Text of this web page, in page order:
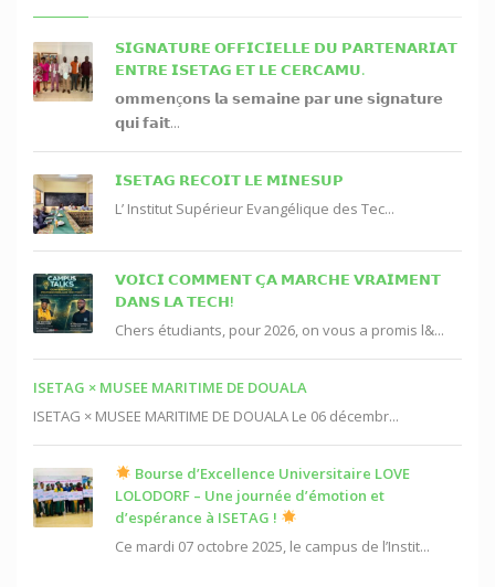
𝗦𝗜𝗚𝗡𝗔𝗧𝗨𝗥𝗘 𝗢𝗙𝗙𝗜𝗖𝗜𝗘𝗟𝗟𝗘 𝗗𝗨 𝗣𝗔𝗥𝗧𝗘𝗡𝗔𝗥𝗜𝗔𝗧
𝗘𝗡𝗧𝗥𝗘 𝗜𝗦𝗘𝗧𝗔𝗚 𝗘𝗧 𝗟𝗘 𝗖𝗘𝗥𝗖𝗔𝗠𝗨.
𝗼𝗺𝗺𝗲𝗻ç𝗼𝗻𝘀 𝗹𝗮 𝘀𝗲𝗺𝗮𝗶𝗻𝗲 𝗽𝗮𝗿 𝘂𝗻𝗲 𝘀𝗶𝗴𝗻𝗮𝘁𝘂𝗿𝗲
𝗾𝘂𝗶 𝗳𝗮𝗶𝘁...
𝗜𝗦𝗘𝗧𝗔𝗚 𝗥𝗘𝗖𝗢𝗜𝗧 𝗟𝗘 𝗠𝗜𝗡𝗘𝗦𝗨𝗣
L’ Institut Supérieur Evangélique des Tec...
𝗩𝗢𝗜𝗖𝗜 𝗖𝗢𝗠𝗠𝗘𝗡𝗧 𝗖̧𝗔 𝗠𝗔𝗥𝗖𝗛𝗘 𝗩𝗥𝗔𝗜𝗠𝗘𝗡𝗧
𝗗𝗔𝗡𝗦 𝗟𝗔 𝗧𝗘𝗖𝗛!
Chers étudiants, pour 2026, on vous a promis l&...
ISETAG × MUSEE MARITIME DE DOUALA
ISETAG × MUSEE MARITIME DE DOUALA Le 06 décembr...
Bourse d’Excellence Universitaire LOVE
LOLODORF – Une journée d’émotion et
d’espérance à ISETAG !
Ce mardi 07 octobre 2025, le campus de l’Instit...